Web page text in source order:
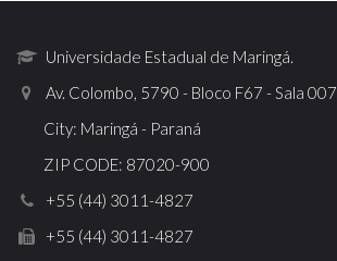
Universidade Estadual de Maringá.
Av. Colombo, 5790 - Bloco F67 - Sala 007
City: Maringá - Paraná
ZIP CODE: 87020-900
+55 (44) 3011-4827
+55 (44) 3011-4827